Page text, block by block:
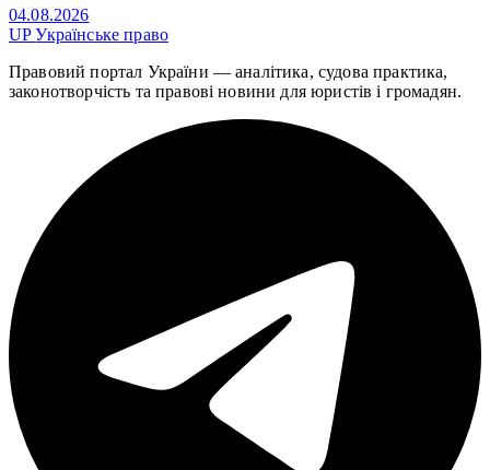
04.08.2026
UPУкраїнське право
Правовий портал України — аналітика, судова практика,
законотворчість та правові новини для юристів і громадян.